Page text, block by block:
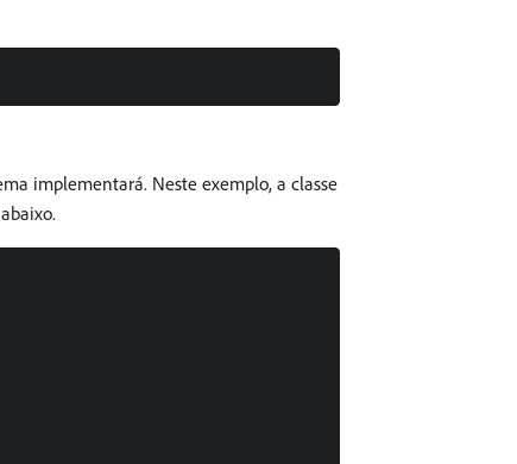
implementará. Neste exemplo, a classe
abaixo.